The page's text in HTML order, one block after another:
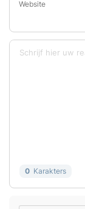
Website
0 Karakters